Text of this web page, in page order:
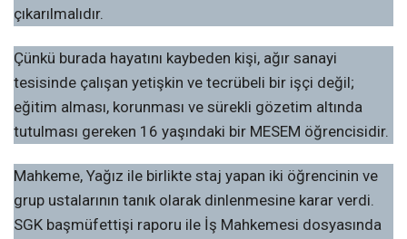
çıkarılmalıdır.
Çünkü burada hayatını kaybeden kişi, ağır sanayi
tesisinde çalışan yetişkin ve tecrübeli bir işçi değil;
eğitim alması, korunması ve sürekli gözetim altında
tutulması gereken 16 yaşındaki bir MESEM öğrencisidir.
Mahkeme, Yağız ile birlikte staj yapan iki öğrencinin ve
grup ustalarının tanık olarak dinlenmesine karar verdi.
SGK başmüfettişi raporu ile İş Mahkemesi dosyasında